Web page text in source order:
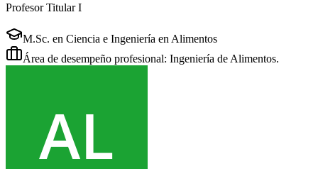
Profesor Titular I
M.Sc. en Ciencia e Ingeniería en Alimentos
Área de desempeño profesional: Ingeniería de Alimentos.